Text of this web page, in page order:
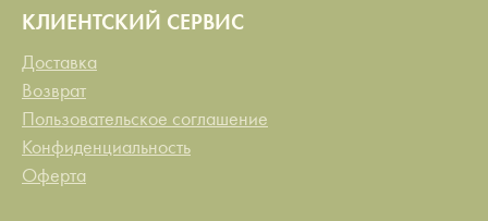
КЛИЕНТСКИЙ СЕРВИС
Доставка
Возврат
Пользовательское соглашение
Конфиденциальность
Оферта